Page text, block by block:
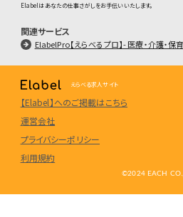
Elabelはあなたの仕事さがしをお手伝いいたします。
関連サービス
ElabelPro【えらべるプロ】- 医療・介護・保
えらべる求人サイト
【Elabel】へのご掲載はこちら
運営会社
プライバシーポリシー
利用規約
©️2024 EACH